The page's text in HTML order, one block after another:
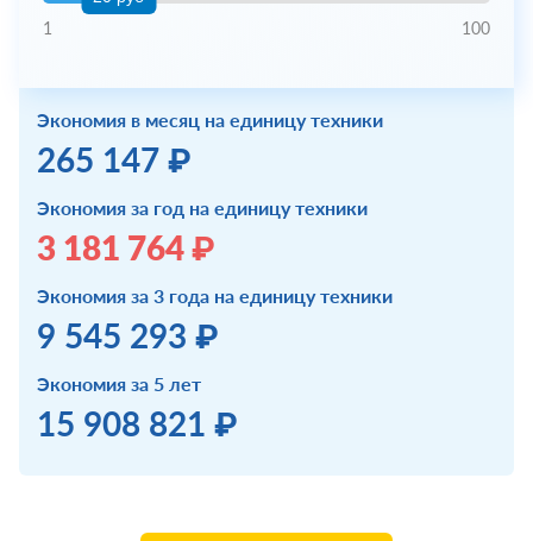
1 100
Экономия в месяц на единицу техники
265 147 ₽
Экономия за год на единицу техники
3 181 764 ₽
Экономия за 3 года на единицу техники
9 545 293 ₽
Экономия за 5 лет
15 908 821 ₽